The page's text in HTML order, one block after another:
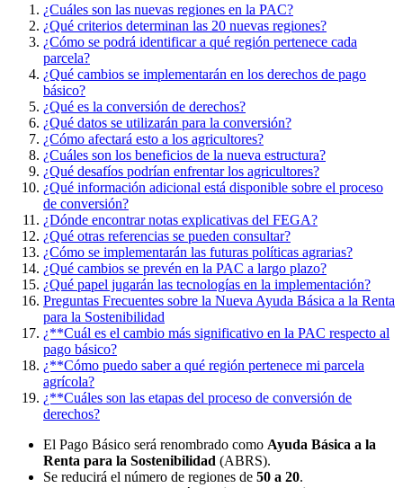
¿Cuáles son las nuevas regiones en la PAC?
¿Qué criterios determinan las 20 nuevas regiones?
¿Cómo se podrá identificar a qué región pertenece cada
parcela?
¿Qué cambios se implementarán en los derechos de pago
básico?
¿Qué es la conversión de derechos?
¿Qué datos se utilizarán para la conversión?
¿Cómo afectará esto a los agricultores?
¿Cuáles son los beneficios de la nueva estructura?
¿Qué desafíos podrían enfrentar los agricultores?
¿Qué información adicional está disponible sobre el proceso
de conversión?
¿Dónde encontrar notas explicativas del FEGA?
¿Qué otras referencias se pueden consultar?
¿Cómo se implementarán las futuras políticas agrarias?
¿Qué cambios se prevén en la PAC a largo plazo?
¿Qué papel jugarán las tecnologías en la implementación?
Preguntas Frecuentes sobre la Nueva Ayuda Básica a la Renta
para la Sostenibilidad
¿**Cuál es el cambio más significativo en la PAC respecto al
pago básico?
¿**Cómo puedo saber a qué región pertenece mi parcela
agrícola?
¿**Cuáles son las etapas del proceso de conversión de
derechos?
El Pago Básico será renombrado como Ayuda Básica a la
Renta para la Sostenibilidad (ABRS).
Se reducirá el número de regiones de 50 a 20.